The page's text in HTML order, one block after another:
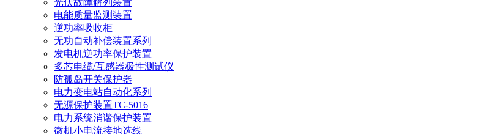
电能质量监测装置
逆功率吸收柜
无功自动补偿装置系列
发电机逆功率保护装置
多芯电缆/互感器极性测试仪
防孤岛开关保护器
电力变电站自动化系列
无源保护装置TC-5016
电力系统消谐保护装置
微机小电流接地选线